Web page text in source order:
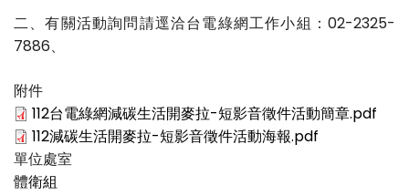
二、有關活動詢問請逕洽台電綠網工作小組：02-2325-
7886、
附件
112台電綠網減碳生活開麥拉-短影音徵件活動簡章.pdf
112減碳生活開麥拉-短影音徵件活動海報.pdf
單位處室
體衛組